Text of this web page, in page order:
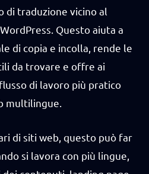
di traduzione vicino al
Questo aiuta a
di copia e incolla, rende le
da trovare e offre ai
di lavoro più pratico
multilingue.
di siti web, questo può far
si lavora con più lingue,